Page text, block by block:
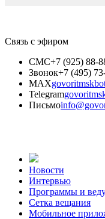
Связь с эфиром
СМС+7 (925) 88-
Звонок+7 (495)
MAX
Telegram
Письмо
Новости
Интервью
Программы и
Сетка вещания
Мобильное